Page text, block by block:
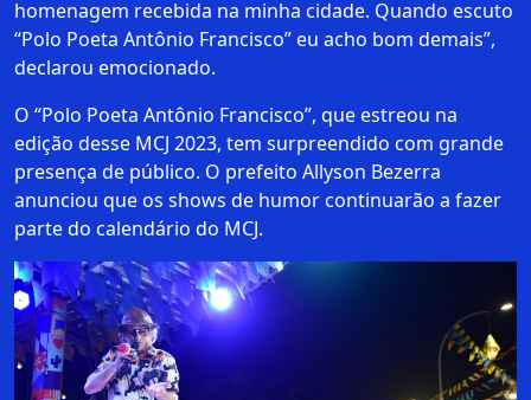
homenagem recebida na minha cidade. Quando escuto
“Polo Poeta Antônio Francisco” eu acho bom demais”,
declarou emocionado.
O “Polo Poeta Antônio Francisco”, que estreou na
edição desse MCJ 2023, tem surpreendido com grande
presença de público. O prefeito Allyson Bezerra
anunciou que os shows de humor continuarão a fazer
parte do calendário do MCJ.